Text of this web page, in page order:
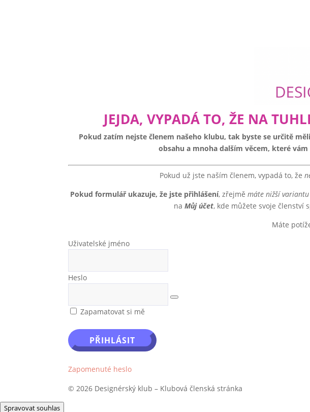
JEJDA, VYPADÁ TO, ŽE NA
Pokud zatím nejste členem našeho klubu, tak byste se určitě měli
obsahu a mnoha dalším věcem, které
Pokud už jste naším členem, vypadá to, že
Pokud formulář ukazuje, že jste přihlášení, zřejmě máte nižší variantu
na Můj účet, kde můžete svoje členství
Máte
Uživatelské jméno
Heslo
Zapamatovat si mě
Zapomenuté heslo
© 2026 Designérský klub – Klubová členská stránka
Spravovat souhlas